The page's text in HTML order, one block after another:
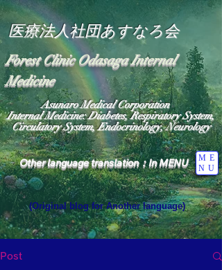
医療法人社団あすなろ会
Forest Clinic Odasaga Internal
Medicine
Other language translation：In MENU
ME
NU
Asunaro Medical Corporation
Internal Medicine: Diabetes, Respiratory System,
Circulatory System, Endocrinology, Neurology
(Original blog for Another language)
Heavens: Beyond the Universe: The World
the God of Light Resides"
Medicine Specialist
Post